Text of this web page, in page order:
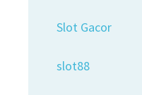
Slot Gacor
slot88